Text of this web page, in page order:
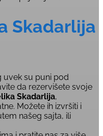
Skadarlija
uvek su puni pod
da rezervišete svoje
Skadarlija,
Možete ih izvršiti i
našeg sajta, ili